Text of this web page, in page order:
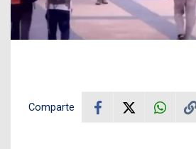
Comparte